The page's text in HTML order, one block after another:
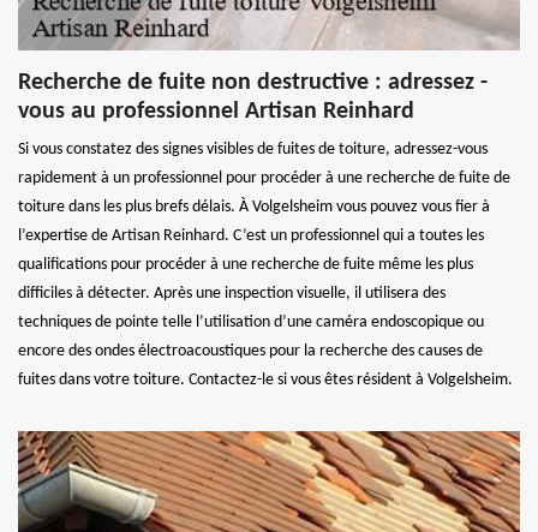
Recherche de fuite non destructive : adressez -
vous au professionnel Artisan Reinhard
Si vous constatez des signes visibles de fuites de toiture, adressez-vous
rapidement à un professionnel pour procéder à une recherche de fuite de
toiture dans les plus brefs délais. À Volgelsheim vous pouvez vous fier à
l’expertise de Artisan Reinhard. C’est un professionnel qui a toutes les
qualifications pour procéder à une recherche de fuite même les plus
difficiles à détecter. Après une inspection visuelle, il utilisera des
techniques de pointe telle l’utilisation d’une caméra endoscopique ou
encore des ondes électroacoustiques pour la recherche des causes de
fuites dans votre toiture. Contactez-le si vous êtes résident à Volgelsheim.